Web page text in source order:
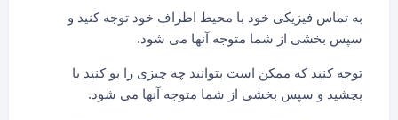
به تماس فیزیکی خود با محیط اطراف خود توجه کنید و
سپس بخشی از شما متوجه آنها می شود.
توجه کنید که ممکن است بتوانید چه چیزی را بو کنید یا
بچشید و سپس بخشی از شما متوجه آنها می شود.